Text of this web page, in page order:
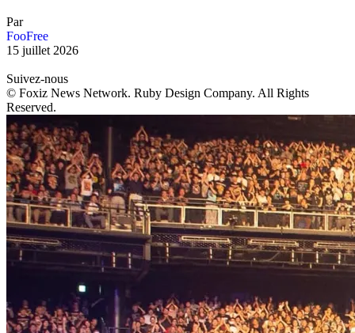
Par
FooFree
15 juillet 2026
Suivez-nous
© Foxiz News Network. Ruby Design Company. All Rights
Reserved.